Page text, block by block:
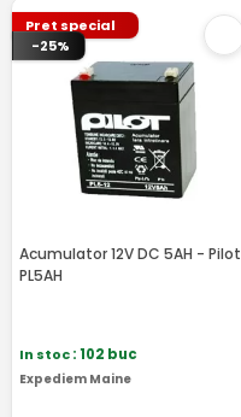
Pret special
-25%
Acumulator 12V DC 5AH - Pilot
PL5AH
In stoc: 102 buc
Expediem Maine